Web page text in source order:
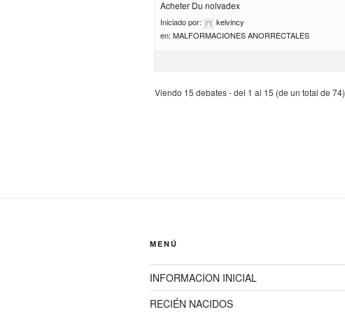
Acheter Du nolvadex
Iniciado por:
kelvincy
en: MALFORMACIONES ANORRECTALES
Viendo 15 debates - del 1 al 15 (de un total de 74)
MENÚ
INFORMACION INICIAL
RECIÉN NACIDOS